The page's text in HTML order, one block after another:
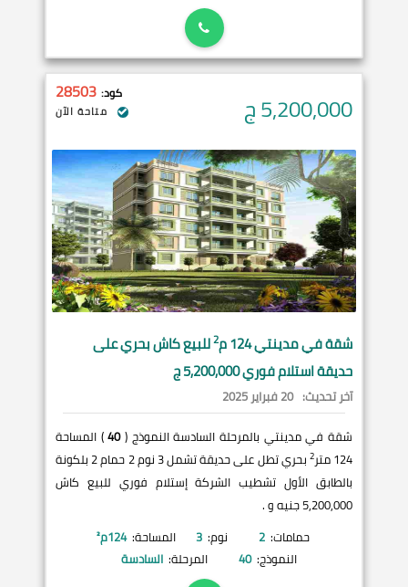
5,200,000ج كود: 28503
متاحة الآن
شقة فيمدينتي124 م 2للبيع كاش بحري على
حديقة استلام فوري 5,200,000 ج
آخر تحديث: 20 فبراير 2025
شقة في مدينتي بالمرحلة السادسة النموذج (40) المساحة
124 متر
2
بحري تطل على حديقة تشمل 3 نوم 2 حمام 2 بلكونة
بالطابق الأول تشطيب الشركة إستلام فوري للبيع كاش
5,200,000 جنيه و .
حمامات: 2 نوم: 3 المساحة: 124م²
النموذج: 40 المرحلة: السادسة